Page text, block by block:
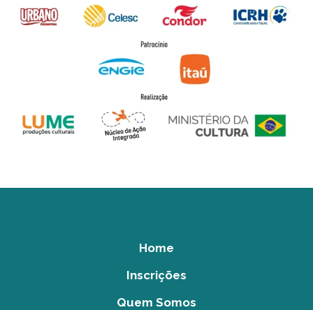
Home
Inscrições
Quem Somos